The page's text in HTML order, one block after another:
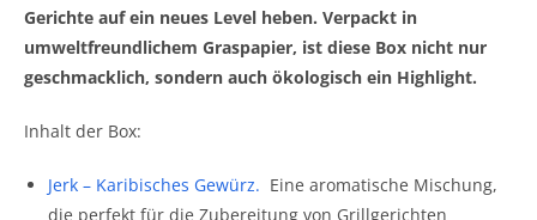
Gerichte auf ein neues Level heben. Verpackt in
umweltfreundlichem Graspapier, ist diese Box nicht nur
geschmacklich, sondern auch ökologisch ein Highlight.
Inhalt der Box:
Jerk – Karibisches Gewürz. Eine aromatische Mischung,
die perfekt für die Zubereitung von Grillgerichten